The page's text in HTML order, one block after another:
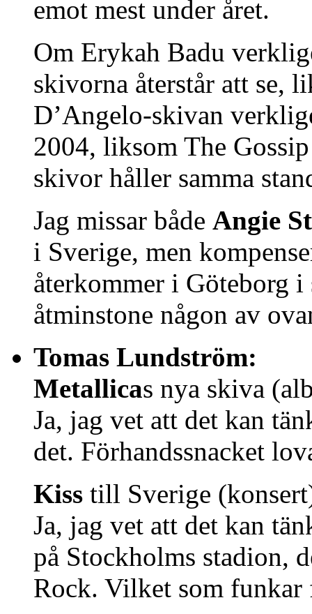
emot mest under året.
Om Erykah Badu
skivorna återstår att se,
D’Angelo-skivan
2004, liksom The
skivor håller samma
Jag missar både Angie
i Sverige, men
återkommer i Göteborg
åtminstone någon av
Tomas Lundström:
Metallicas nya skiva
Ja, jag vet att det kan
det. Förhandssnacket
Kiss till Sverige
Ja, jag vet att det kan
på Stockholms stadion,
Rock. Vilket som